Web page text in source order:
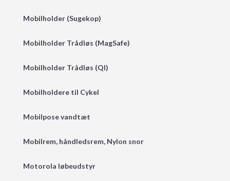
Mobilholder (Sugekop)
Mobilholder Trådløs (MagSafe)
Mobilholder Trådløs (QI)
Mobilholdere til Cykel
Mobilpose vandtæt
Mobilrem, håndledsrem, Nylon snor
Motorola løbeudstyr